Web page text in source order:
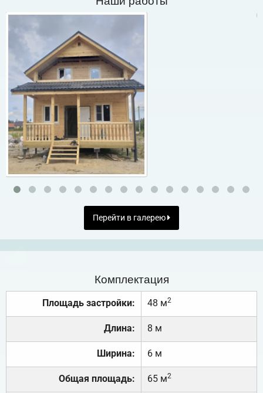
Перейти в галерею
Комплектация
Площадь застройки: 48 м2
Длина: 8 м
Ширина: 6 м
Общая площадь: 65 м2